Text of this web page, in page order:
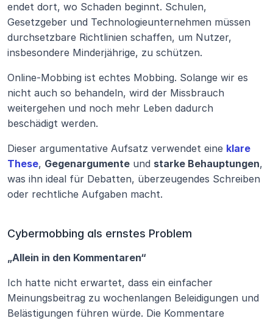
endet dort, wo Schaden beginnt. Schulen,
Gesetzgeber und Technologieunternehmen müssen
durchsetzbare Richtlinien schaffen, um Nutzer,
insbesondere Minderjährige, zu schützen.
Online-Mobbing ist echtes Mobbing. Solange wir es
nicht auch so behandeln, wird der Missbrauch
weitergehen und noch mehr Leben dadurch
beschädigt werden.
Dieser argumentative Aufsatz verwendet eine klare
These, Gegenargumente und starke Behauptungen,
was ihn ideal für Debatten, überzeugendes Schreiben
oder rechtliche Aufgaben macht.
Cybermobbing als ernstes Problem
„Allein in den Kommentaren“
Ich hatte nicht erwartet, dass ein einfacher
Meinungsbeitrag zu wochenlangen Beleidigungen und
Belästigungen führen würde. Die Kommentare